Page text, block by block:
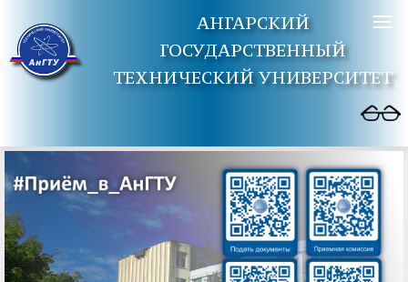
АНГАРСКИЙ
ГОСУДАРСТВЕННЫЙ
ТЕХНИЧЕСКИЙ УНИВЕРСИТЕТ